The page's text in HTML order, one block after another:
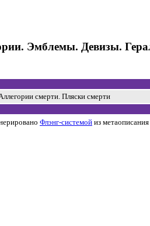
Эмблемы. Девизы.
смерти. Пляски смерти
Флэнг-системой из